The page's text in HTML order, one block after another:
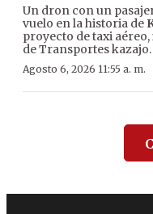
Un dron con un
vuelo en la historia de
proyecto de taxi
de Transportes kazajo.
Agosto 6, 2026 11:55 a. m.